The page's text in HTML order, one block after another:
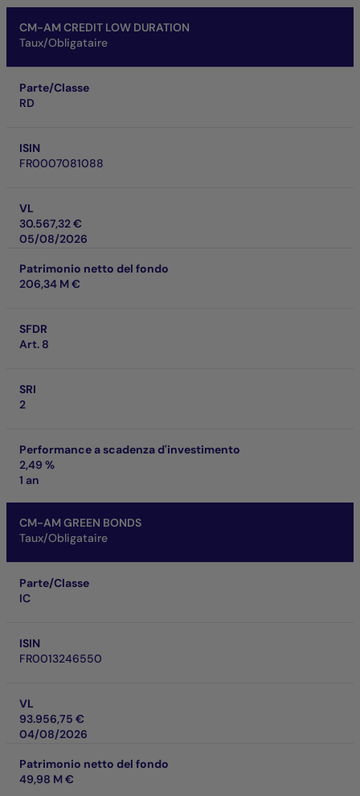
CM-AM CREDIT LOW DURATION
Taux/Obligataire
Parte/Classe
RD
ISIN
FR0007081088
VL
30.567,32 €
05/08/2026
Patrimonio netto del fondo
206,34 M €
SFDR
Art. 8
SRI
2
Performance a scadenza d'investimento
2,49 %
1 an
CM-AM GREEN BONDS
Taux/Obligataire
Parte/Classe
IC
ISIN
FR0013246550
VL
93.956,75 €
04/08/2026
Patrimonio netto del fondo
49,98 M €